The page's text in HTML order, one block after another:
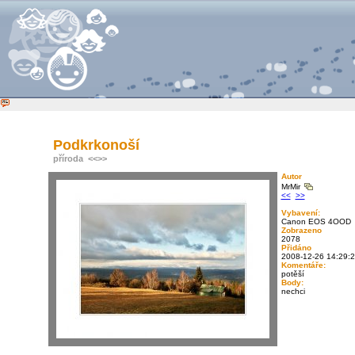
Podkrkonoší
příroda <<>>
Autor
MrMir
<< >>
Vybavení:
Canon EOS 4OOD
Zobrazeno
2078
Přidáno
2008-12-26
Komentáře:
potěší
Body:
nechci